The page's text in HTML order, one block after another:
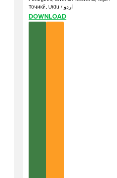
Тоҷикӣ, Urdu / اردو
DOWNLOAD